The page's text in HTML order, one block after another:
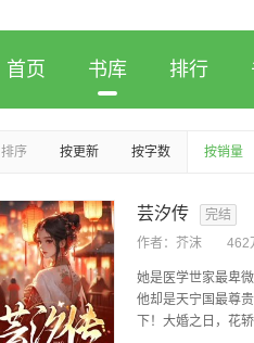
首页 书库 排行
排序 按更新 按字数 按销量
芸汐传
完结
作者： 芥沫 462
她是医学世家最卑
他却是天宁国最尊
下！大婚之日，花